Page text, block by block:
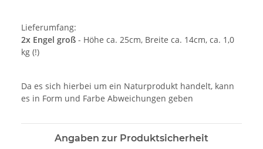
Lieferumfang:
2x Engel groß - Höhe ca. 25cm, Breite ca. 14cm, ca. 1,0
kg (!)
Da es sich hierbei um ein Naturprodukt handelt, kann
es in Form und Farbe Abweichungen geben
Angaben zur Produktsicherheit